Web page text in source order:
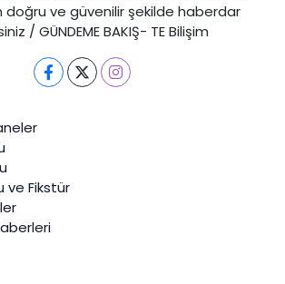
doğru ve güvenilir şekilde haberdar
/ GÜNDEME BAKIŞ- TE Bilişim
ve Fikstür